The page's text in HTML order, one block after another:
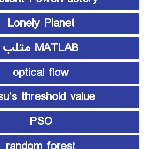
Lonely Planet
MATLAB متلب
optical flow
threshold value
PSO